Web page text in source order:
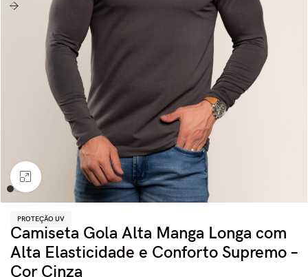
Clique para ampliar
PROTEÇÃO UV
Camiseta Gola Alta Manga Longa com
Alta Elasticidade e Conforto Supremo –
Cor Cinza